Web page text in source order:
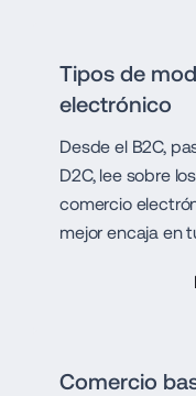
Tipos de
electrónico
Desde el B2C,
D2C, lee sobre
comercio
mejor encaja en
Comercio